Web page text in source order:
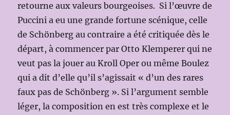
retourne aux valeurs bourgeoises. Si l’œuvre de
Puccini a eu une grande fortune scénique, celle
de Schönberg au contraire a été critiquée dès le
départ, à commencer par Otto Klemperer qui ne
veut pas la jouer au Kroll Oper ou même Boulez
qui a dit d’elle qu’il s’agissait « d’un des rares
faux pas de Schönberg ». Si l’argument semble
léger, la composition en est très complexe et le